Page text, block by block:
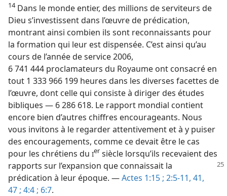
14Dans le monde entier, des millions de serviteurs de
Dieu s’investissent dans l’œuvre de prédication,
montrant ainsi combien ils sont reconnaissants pour
la formation qui leur est dispensée. C’est ainsi qu’au
cours de l’année de service 2006,
6 741 444 proclamateurs du Royaume ont consacré en
tout 1 333 966 199 heures dans les diverses facettes de
l’œuvre, dont celle qui consiste à diriger des études
bibliques — 6 286 618. Le rapport mondial contient
encore bien d’autres chiffres encourageants. Nous
vous invitons à le regarder attentivement et à y puiser
des encouragements, comme ce devait être le cas
pour les chrétiens du Ier siècle lorsqu’ils recevaient des
rapports sur l’expansion que connaissait la
prédication à leur époque. —Actes 1:15 ; 2:5-11, 41,
47 ; 4:4 ; 6:7.